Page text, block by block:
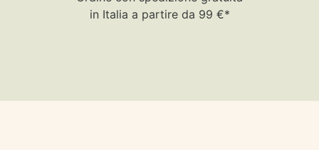
in Italia a partire da 99 €*